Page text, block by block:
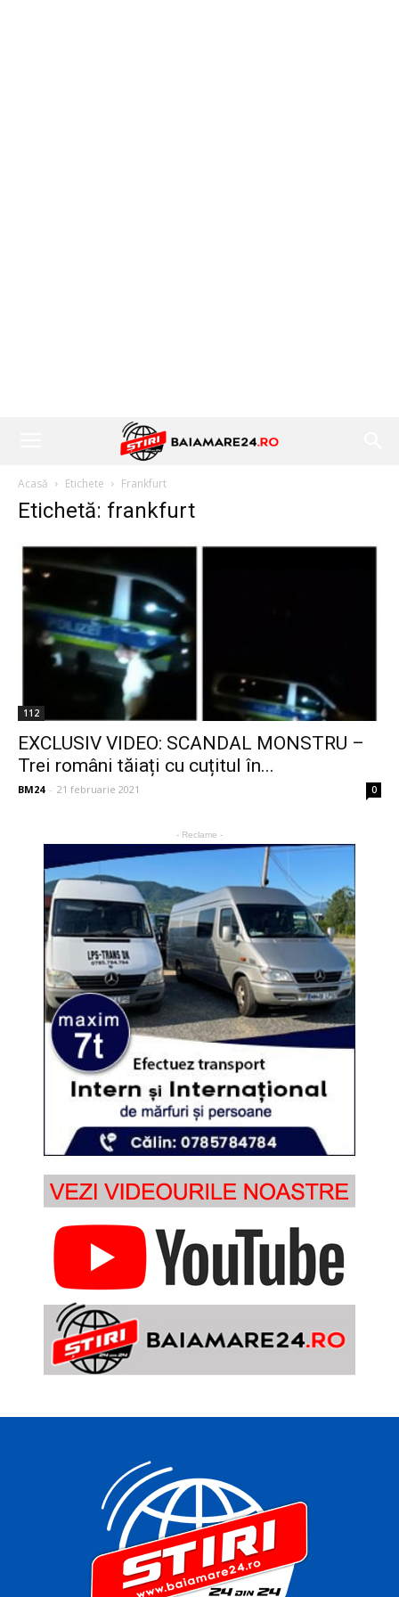
Acasă Etichete Frankfurt
Etichetă: frankfurt
112
EXCLUSIV VIDEO: SCANDAL MONSTRU –
Trei români tăiați cu cuțitul în...
BM24 - 21 februarie 2021 0
- Reclame -